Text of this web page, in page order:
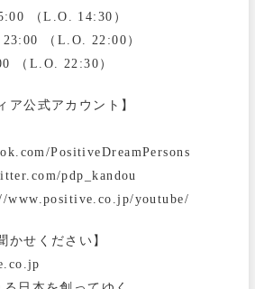
（L.O. 14:30）
（L.O. 22:00）
（L.O. 22:30）
ア公式アカウント】
PositiveDreamPersons
pdp_kandou
www.positive.co.jp/youtube/
かせください】